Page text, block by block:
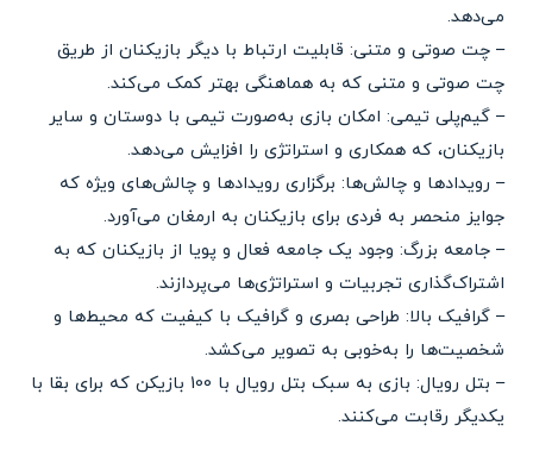
می‌دهد.
– چت صوتی و متنی: قابلیت ارتباط با دیگر بازیکنان از طریق
چت صوتی و متنی که به هماهنگی بهتر کمک می‌کند.
– گیم‌پلی تیمی: امکان بازی به‌صورت تیمی با دوستان و سایر
بازیکنان، که همکاری و استراتژی را افزایش می‌دهد.
– رویدادها و چالش‌ها: برگزاری رویدادها و چالش‌های ویژه که
جوایز منحصر به فردی برای بازیکنان به ارمغان می‌آورد.
– جامعه بزرگ: وجود یک جامعه فعال و پویا از بازیکنان که به
اشتراک‌گذاری تجربیات و استراتژی‌ها می‌پردازند.
– گرافیک بالا: طراحی بصری و گرافیک با کیفیت که محیط‌ها و
شخصیت‌ها را به‌خوبی به تصویر می‌کشد.
– بتل رویال: بازی به سبک بتل رویال با 100 بازیکن که برای بقا با
یکدیگر رقابت می‌کنند.